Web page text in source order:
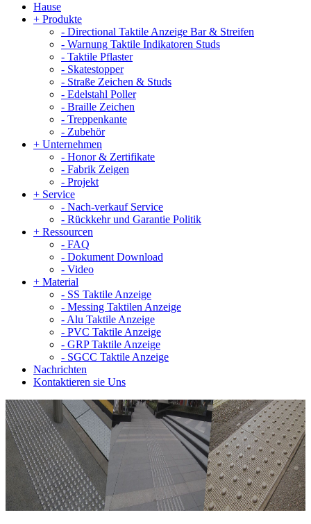
Hause
+ Produkte
- Directional Taktile Anzeige Bar & Streifen
- Warnung Taktile Indikatoren Studs
- Taktile Pflaster
- Skatestopper
- Straße Zeichen & Studs
- Edelstahl Poller
- Braille Zeichen
- Treppenkante
- Zubehör
+ Unternehmen
- Honor & Zertifikate
- Fabrik Zeigen
- Projekt
+ Service
- Nach-verkauf Service
- Rückkehr und Garantie Politik
+ Ressourcen
- FAQ
- Dokument Download
- Video
+ Material
- SS Taktile Anzeige
- Messing Taktilen Anzeige
- Alu Taktile Anzeige
- PVC Taktile Anzeige
- GRP Taktile Anzeige
- SGCC Taktile Anzeige
Nachrichten
Kontaktieren sie Uns